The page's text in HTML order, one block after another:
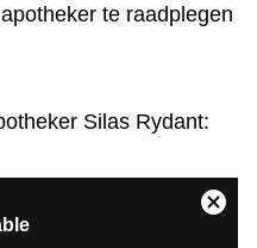
te raadplegen
Silas Rydant:
Close